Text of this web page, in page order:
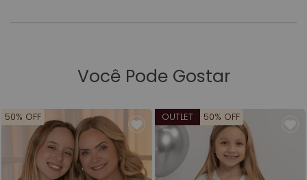
Você Pode Gostar
50% OFF OUTLET 50% OFF